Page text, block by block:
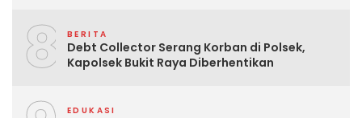
8 BERITA
Debt Collector Serang Korban di Polsek,
Kapolsek Bukit Raya Diberhentikan
EDUKASI